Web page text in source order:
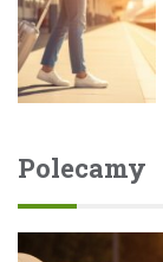
Polecamy